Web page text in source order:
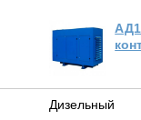
Дизельный